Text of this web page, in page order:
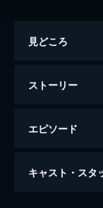
見どころ
ストーリー
エピソード
アクト・オブ・キ
キャスト・スタ